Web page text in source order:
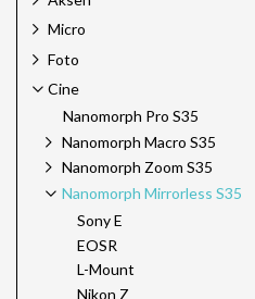
Micro
Foto
Cine
Nanomorph Pro S35
Nanomorph Macro S35
Nanomorph Zoom S35
Nanomorph Mirrorless S35
Sony E
EOSR
L-Mount
Nikon Z